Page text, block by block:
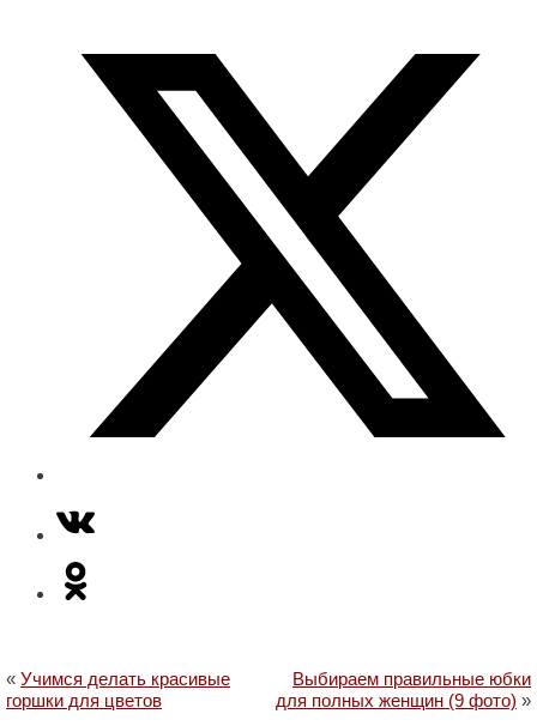
« Учимся делать красивые
горшки для цветов
Выбираем правильные юбки
для полных женщин (9 фото) »